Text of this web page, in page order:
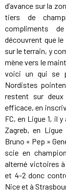
d’avance sur la
tiers de
compliments
découvrent que
sur le terrain, y
mène vers le
voici un qui se
Nordistes
restent sur
efficace, en
FC, en Ligue 1, il
Zagreb, en
Bruno « Pep »
scie en
alterné victoires
et 4-2 donc
Nice et à